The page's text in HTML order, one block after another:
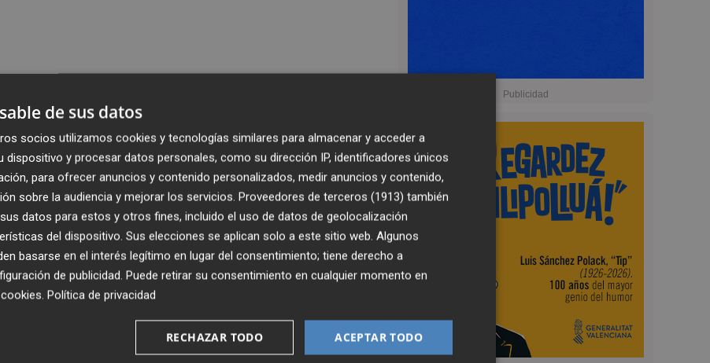
de sus datos
socios utilizamos cookies y tecnologías similares para almacenar y acceder a
dispositivo y procesar datos personales, como su dirección IP, identificadores únicos
para ofrecer anuncios y contenido personalizados, medir anuncios y contenido,
sobre la audiencia y mejorar los servicios. Proveedores de terceros (1913) también
datos para estos y otros fines, incluido el uso de datos de geolocalización
del dispositivo. Sus elecciones se aplican solo a este sitio web. Algunos
basarse en el interés legítimo en lugar del consentimiento; tiene derecho a
de publicidad. Puede retirar su consentimiento en cualquier momento en
. Política de privacidad
ACEPTAR TODO
RECHAZAR TODO